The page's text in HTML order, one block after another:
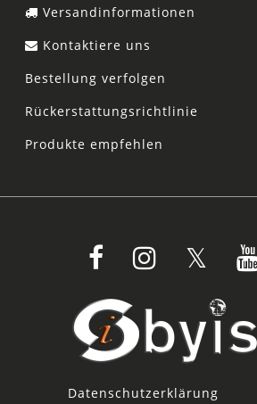
Versandinformationen
Kontaktiere uns
Bestellung verfolgen
Rückerstattungsrichtlinie
Produkte empfehlen
Datenschutzerklärung